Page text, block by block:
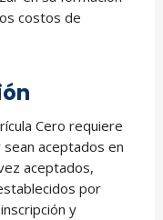
costos de
Cero requiere
aceptados en
aceptados,
por
y